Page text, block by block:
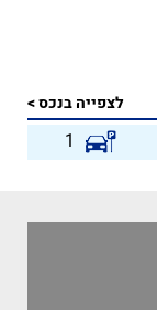
לצפייה בנכס >
1